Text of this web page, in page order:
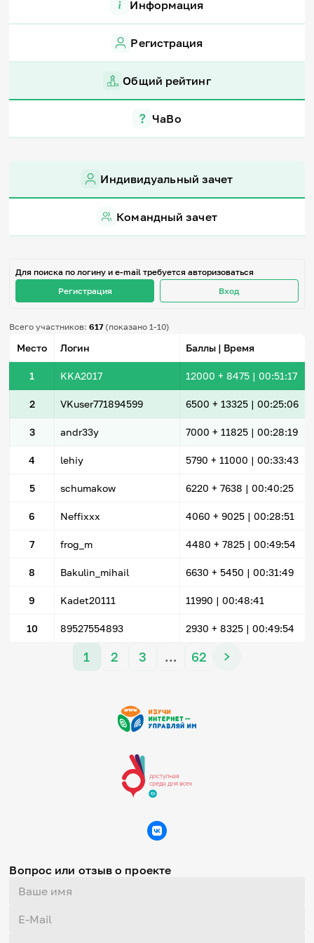
Игры и тренажеры
Знания в тестах
Настолка
Стихи
Школа наставников
IT-урок
Незрячим
Регистрация Вход
Информация
Регистрация
Общий рейтинг
ЧаВо
Индивидуальный зачет
Командный зачет
Для поиска по логину и e-mail требуется авторизоваться
Регистрация
Вход
Всего участников:617(показано 1-10)
Место Логин Баллы | Время
1 KKA2017 12000 + 8475| 00:51:17
2 VKuser771894599 6500 + 13325| 00:25:06
3 andr33y 7000 + 11825| 00:28:19
4 lehiy 5790 + 11000 | 00:33:43
5 schumakow 6220 + 7638 | 00:40:25
6 Neffixxx 4060 + 9025| 00:28:51
7 frog_m 4480 + 7825| 00:49:54
8 Bakulin_mihail 6630 + 5450 | 00:31:49
9 Kadet20111 11990 | 00:48:41
10 89527554893 2930 + 8325| 00:49:54
1 2 3 … 62
Вопрос или отзыв о проекте